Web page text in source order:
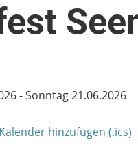
- Sonntag 21.06.2026
hinzufügen (.ics)